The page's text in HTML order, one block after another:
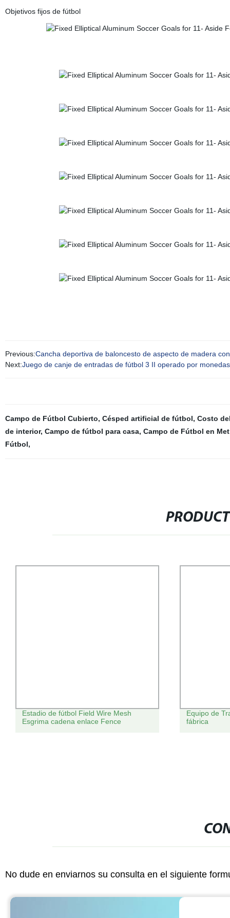
Objetivos fijos de fútbol
Previous:Cancha deportiva de baloncesto de aspecto de madera
Next:Juego de canje de entradas de fútbol 3 II operado por
Campo de Fútbol Cubierto, Césped artificial de fútbol, Costo
de interior, Campo de fútbol para casa, Campo de Fútbol en
Fútbol,
Estadio de fútbol Field Wire Mesh
Esgrima cadena enlace Fence
Equipo de
fábrica
No dude en enviarnos su consulta en el siguiente